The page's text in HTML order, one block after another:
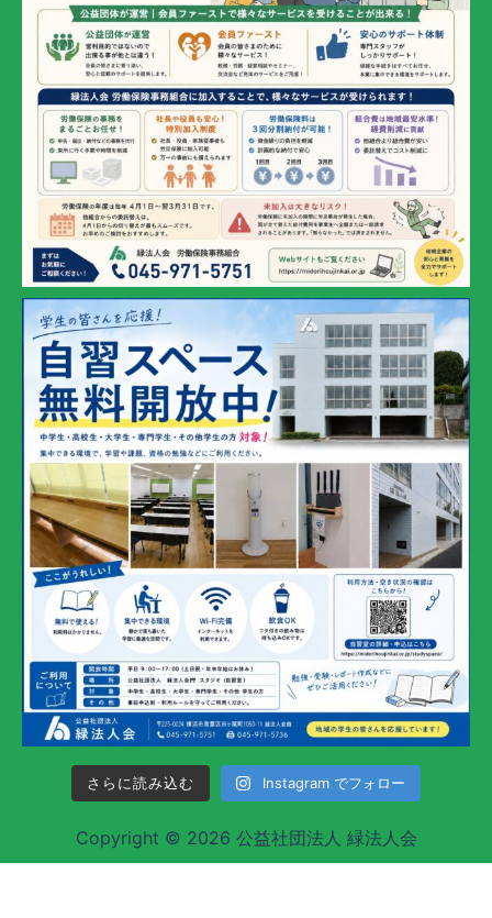
さらに読み込む Instagram でフォロー
Copyright © 2026 公益社団法人 緑法人会